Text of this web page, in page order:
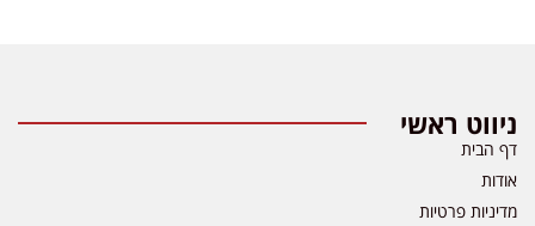
ניווט ראשי
דף הבית
אודות
מדיניות פרטיות